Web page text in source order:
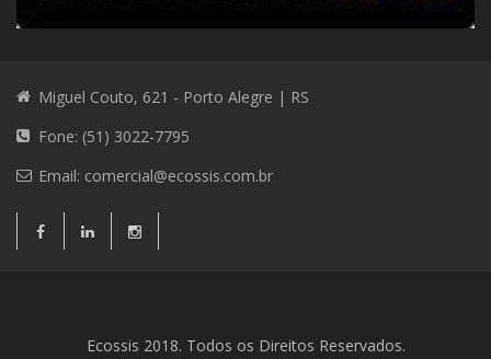
Miguel Couto, 621 - Porto Alegre | RS
Fone: (51) 3022-7795
Email: comercial@ecossis.com.br
Ecossis 2018. Todos os Direitos Reservados.